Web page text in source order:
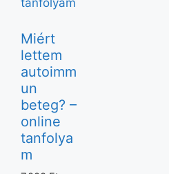
Miért
lettem
autoimm
un
beteg? –
online
tanfolya
m